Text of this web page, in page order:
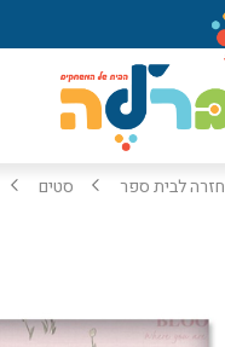
חזרה לבית ספר סטים